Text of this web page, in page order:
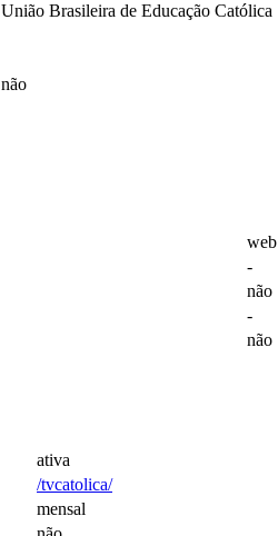
União Brasileira de Educação Católica
não
web
-
não
-
não
ativa
/tvcatolica/
mensal